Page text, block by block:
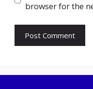
browser for the